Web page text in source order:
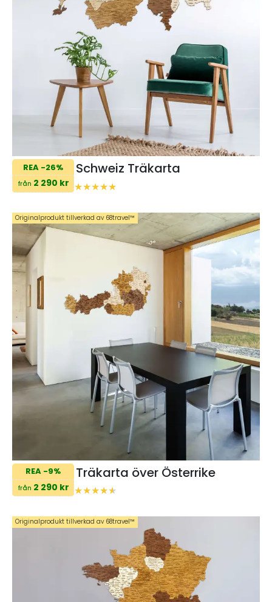
REA -26%
från 2 290 kr
Schweiz Träkarta
REA -9%
från 2 290 kr
Träkarta över Österrike
Originalprodukt tillverkad av 68travel™️
Originalprodukt tillverkad av 68travel™️